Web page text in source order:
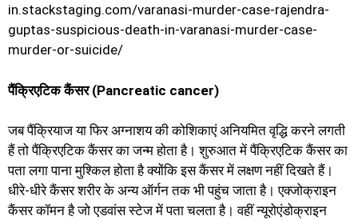
in.stackstaging.com/varanasi-murder-case-rajendra-
guptas-suspicious-death-in-varanasi-murder-case-
murder-or-suicide/
पैंक्रिएटिक कैंसर (Pancreatic cancer)
जब पैंक्रियाज या फिर अग्नाशय की कोशिकाएं अनियमित वृद्धि करने लगती
हैं तो पैंक्रिएटिक कैंसर का जन्म होता है। शुरुआत में पैंक्रिएटिक कैंसर का
पता लगा पाना मुश्किल होता है क्योंकि इस कैंसर में लक्षण नहीं दिखते हैं।
धीरे-धीरे कैंसर शरीर के अन्य ऑर्गन तक भी पहुंच जाता है। एक्जोक्राइन
कैंसर कॉमन है जो एडवांस स्टेज में पता चलता है। वहीं न्यूरोएंडोक्राइन